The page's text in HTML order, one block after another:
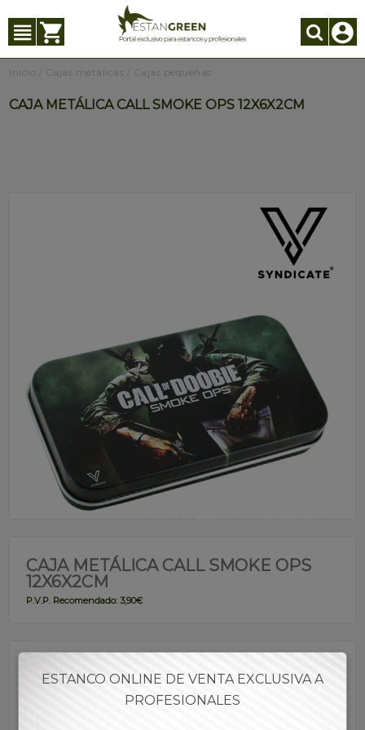
Inicio Cajas metalicas Cajas pequeñas
CAJA METÁLICA CALL SMOKE OPS 12X6X2CM
CAJA METÁLICA CALL SMOKE OPS
12X6X2CM
P.V.P. Recomendado: 3,90€
Referencia: CMPAN00018
ESTANCO ONLINE DE VENTA EXCLUSIVA A
PROFESIONALES